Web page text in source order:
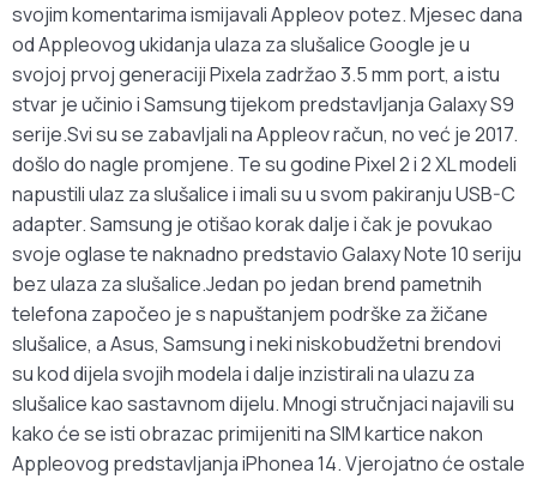
svojim komentarima ismijavali Appleov potez. Mjesec dana
od Appleovog ukidanja ulaza za slušalice Google je u
svojoj prvoj generaciji Pixela zadržao 3.5 mm port, a istu
stvar je učinio i Samsung tijekom predstavljanja Galaxy S9
serije.Svi su se zabavljali na Appleov račun, no već je 2017.
došlo do nagle promjene. Te su godine Pixel 2 i 2 XL modeli
napustili ulaz za slušalice i imali su u svom pakiranju USB-C
adapter. Samsung je otišao korak dalje i čak je povukao
svoje oglase te naknadno predstavio Galaxy Note 10 seriju
bez ulaza za slušalice.Jedan po jedan brend pametnih
telefona započeo je s napuštanjem podrške za žičane
slušalice, a Asus, Samsung i neki niskobudžetni brendovi
su kod dijela svojih modela i dalje inzistirali na ulazu za
slušalice kao sastavnom dijelu. Mnogi stručnjaci najavili su
kako će se isti obrazac primijeniti na SIM kartice nakon
Appleovog predstavljanja iPhonea 14. Vjerojatno će ostale